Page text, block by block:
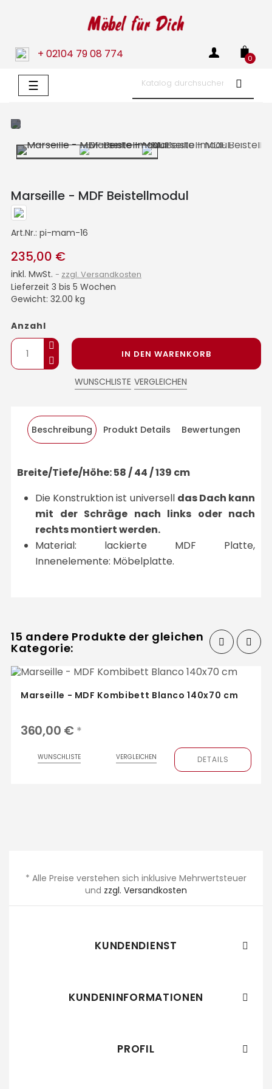
+ 02104 79 08 774 0
Umschalten
der
☰
Marseille - MDF Beistellmodul
Art.Nr.: pi-mam-16
235,00 €
inkl. MwSt. zzgl. Versandkosten
Lieferzeit 3 bis 5 Wochen
Gewicht: 32.00 kg
Anzahl
IN DEN WARENKORB
WUNSCHLISTE VERGLEICHEN
Beschreibung Produkt Details Bewertungen
Breite/Tiefe/Höhe: 58 / 44 / 139 cm
Die Konstruktion ist universell das Dach kann
mit der Schräge nach links oder nach
rechts montiert werden.
Material: lackierte MDF Platte,
Innenelemente: Möbelplatte.
15 andere Produkte der gleichen
Kategorie:
Marseille - MDF Kombibett Blanco 140x70 cm
360,00 € *
WUNSCHLISTE VERGLEICHEN DETAILS
* Alle Preise verstehen sich inklusive Mehrwertsteuer
und zzgl. Versandkosten
KUNDENDIENST 
KUNDENINFORMATIONEN 
PROFIL 